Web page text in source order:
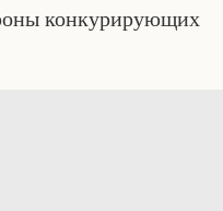
конкурирующих